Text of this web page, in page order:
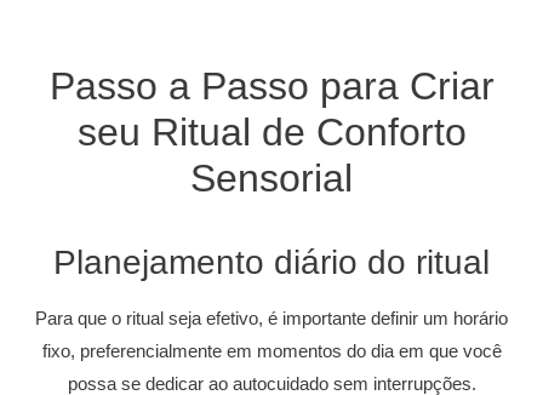
Passo a Passo para Criar
seu Ritual de Conforto
Sensorial
Planejamento diário do ritual
Para que o ritual seja efetivo, é importante definir um horário
fixo, preferencialmente em momentos do dia em que você
possa se dedicar ao autocuidado sem interrupções.